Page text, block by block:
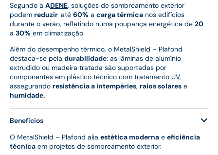
Segundo a ADENE, soluções de sombreamento exterior
podem reduzir até 60% a carga térmica nos edifícios
durante o verão, refletindo numa poupança energética de 20
a 30% em climatização.
Além do desempenho térmico, o MetalShield – Plafond
destaca-se pela durabilidade: as lâminas de alumínio
extrudido ou madeira tratada são suportadas por
componentes em plástico técnico com tratamento UV,
assegurando resistência a intempéries, raios solares e
humidade.
Benefícios
O MetalShield – Plafond alia estética moderna e eficiência
técnica em projetos de sombreamento exterior.